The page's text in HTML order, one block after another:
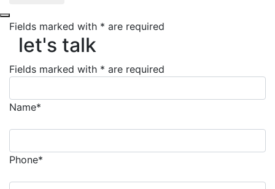
let's talk
Fields marked with * are required
let's talk
Fields marked with * are required
Name*
Phone*